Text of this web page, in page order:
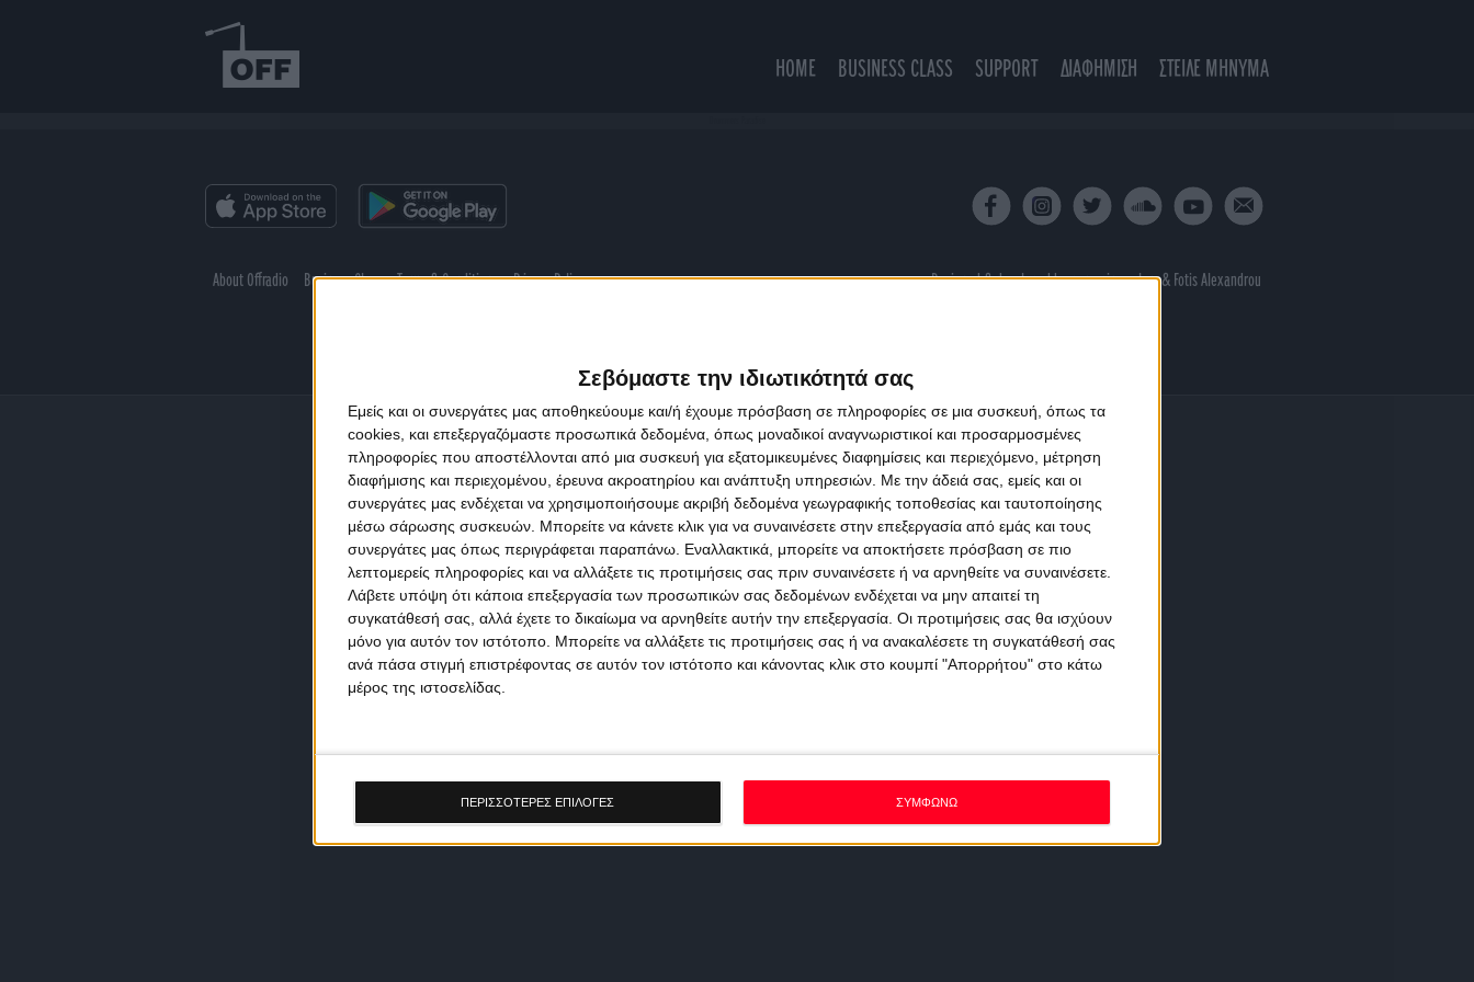
Σεβόμαστε την ιδιωτικότητά σας
Εμείς και οι συνεργάτες μας αποθηκεύουμε και/ή έχουμε πρόσβαση σε πληροφορίες σε μια συσκευή, όπως τα
cookies, και επεξεργαζόμαστε προσωπικά δεδομένα, όπως μοναδικοί αναγνωριστικοί και προσαρμοσμένες
πληροφορίες που αποστέλλονται από μια συσκευή για εξατομικευμένες διαφημίσεις και περιεχόμενο, μέτρηση
διαφήμισης και περιεχομένου, έρευνα ακροατηρίου και ανάπτυξη υπηρεσιών. Με την άδειά σας, εμείς και οι
συνεργάτες μας ενδέχεται να χρησιμοποιήσουμε ακριβή δεδομένα γεωγραφικής τοποθεσίας και ταυτοποίησης
μέσω σάρωσης συσκευών. Μπορείτε να κάνετε κλικ για να συναινέσετε στην επεξεργασία από εμάς και τους
συνεργάτες μας όπως περιγράφεται παραπάνω. Εναλλακτικά, μπορείτε να αποκτήσετε πρόσβαση σε πιο
λεπτομερείς πληροφορίες και να αλλάξετε τις προτιμήσεις σας πριν συναινέσετε ή να αρνηθείτε να συναινέσετε.
Λάβετε υπόψη ότι κάποια επεξεργασία των προσωπικών σας δεδομένων ενδέχεται να μην απαιτεί τη
συγκατάθεσή σας, αλλά έχετε το δικαίωμα να αρνηθείτε αυτήν την επεξεργασία. Οι προτιμήσεις σας θα ισχύουν
μόνο για αυτόν τον ιστότοπο. Μπορείτε να αλλάξετε τις προτιμήσεις σας ή να ανακαλέσετε τη συγκατάθεσή σας
ανά πάσα στιγμή επιστρέφοντας σε αυτόν τον ιστότοπο και κάνοντας κλικ στο κουμπί "Απορρήτου" στο κάτω
μέρος της ιστοσελίδας.
ΠΕΡΙΣΣΟΤΕΡΕΣ ΕΠΙΛΟΓΕΣ ΣΥΜΦΩΝΩ
HOME BUSINESS CLASS SUPPORT ΔΙΑΦΗΜΙΣΗ ΣΤΕΙΛΕ ΜΗΝΥΜΑ
About Offradio Business Class Terms & Conditions Privacy Policy Designed & developed byporcupine colors& Fotis Alexandrou